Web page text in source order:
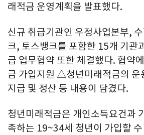
래적금 운영계획을 발표했다.
신규 취급기관인 우정사업본부,
크, 토스뱅크를 포함한 15개 기관
급 업무협약 또한 체결했다. 협약
금 가입지원 △청년미래적금의
지급 및 정산 등 내용이 담겼다.
청년미래적금은 개인소득요건과
족하는 19~34세 청년이 가입할